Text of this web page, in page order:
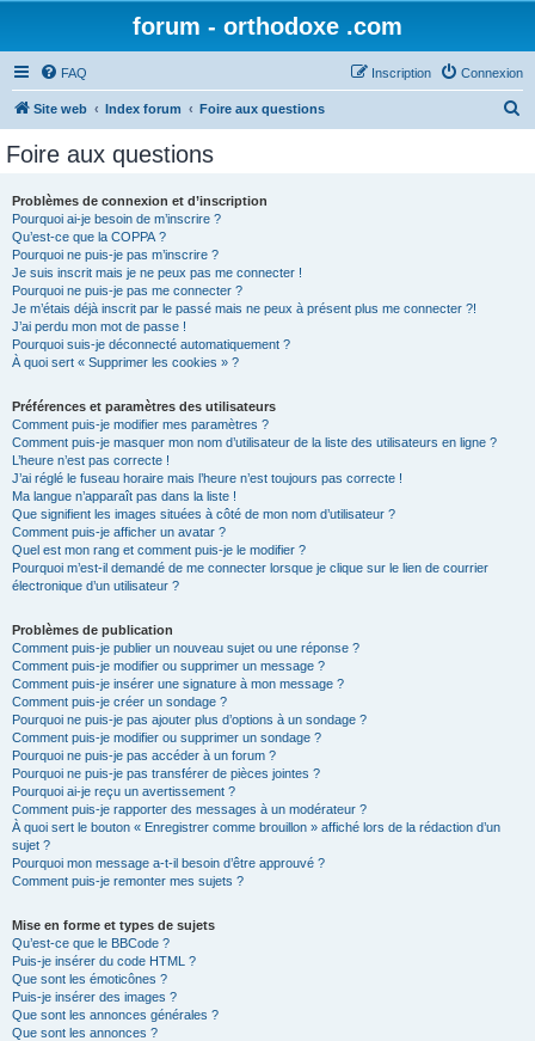
forum - orthodoxe .com
FAQ Connexion
Inscription
Site web Index forum Foire aux questions
Foire aux questions
Problèmes de connexion et d’inscription
Pourquoi ai-je besoin de m’inscrire ?
Qu’est-ce que la COPPA ?
Pourquoi ne puis-je pas m’inscrire ?
Je suis inscrit mais je ne peux pas me connecter !
Pourquoi ne puis-je pas me connecter ?
Je m’étais déjà inscrit par le passé mais ne peux à présent plus me connecter ?!
J’ai perdu mon mot de passe !
Pourquoi suis-je déconnecté automatiquement ?
À quoi sert « Supprimer les cookies » ?
Préférences et paramètres des utilisateurs
Comment puis-je modifier mes paramètres ?
Comment puis-je masquer mon nom d’utilisateur de la liste des utilisateurs en ligne ?
L’heure n’est pas correcte !
J’ai réglé le fuseau horaire mais l’heure n’est toujours pas correcte !
Ma langue n’apparaît pas dans la liste !
Que signifient les images situées à côté de mon nom d’utilisateur ?
Comment puis-je afficher un avatar ?
Quel est mon rang et comment puis-je le modifier ?
Pourquoi m’est-il demandé de me connecter lorsque je clique sur le lien de courrier
électronique d’un utilisateur ?
Problèmes de publication
Comment puis-je publier un nouveau sujet ou une réponse ?
Comment puis-je modifier ou supprimer un message ?
Comment puis-je insérer une signature à mon message ?
Comment puis-je créer un sondage ?
Pourquoi ne puis-je pas ajouter plus d’options à un sondage ?
Comment puis-je modifier ou supprimer un sondage ?
Pourquoi ne puis-je pas accéder à un forum ?
Pourquoi ne puis-je pas transférer de pièces jointes ?
Pourquoi ai-je reçu un avertissement ?
Comment puis-je rapporter des messages à un modérateur ?
À quoi sert le bouton « Enregistrer comme brouillon » affiché lors de la rédaction d’un
sujet ?
Pourquoi mon message a-t-il besoin d’être approuvé ?
Comment puis-je remonter mes sujets ?
Mise en forme et types de sujets
Qu’est-ce que le BBCode ?
Puis-je insérer du code HTML ?
Que sont les émoticônes ?
Puis-je insérer des images ?
Que sont les annonces générales ?
Que sont les annonces ?